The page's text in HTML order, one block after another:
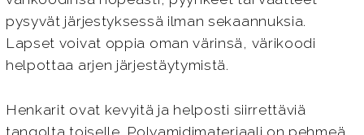
pysyvät järjestyksessä ilman sekaannuksia.
Lapset voivat oppia oman värinsä, värikoodi
helpottaa arjen järjestäytymistä.
Henkarit ovat kevyitä ja helposti siirrettäviä